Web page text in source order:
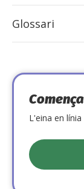
Glossari
L'eina en